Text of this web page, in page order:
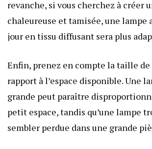
revanche, si vous cherchez à créer
chaleureuse et tamisée, une lampe
jour en tissu diffusant sera plus
Enfin, prenez en compte la taille de
rapport à l’espace disponible. Une
grande peut paraître
petit espace, tandis qu’une lampe
sembler perdue dans une grande